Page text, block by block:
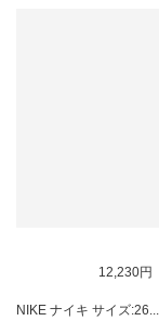
12,230円
NIKE ナイキ サイズ:26...